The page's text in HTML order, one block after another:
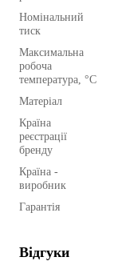
Номінальний
тиск
Максимальна
робоча
температура, °C
Матеріал
Країна
реєстрації
бренду
Країна -
виробник
Гарантія
Відгуки